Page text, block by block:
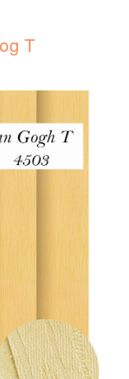
T